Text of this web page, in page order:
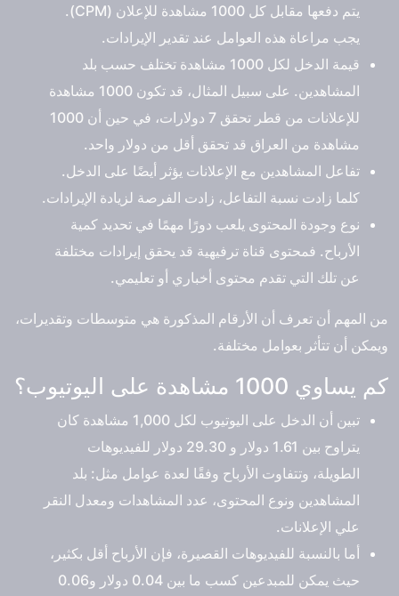
يتم دفعها مقابل كل 1000 مشاهدة للإعلان (CPM).
يجب مراعاة هذه العوامل عند تقدير الإيرادات.
قيمة الدخل لكل 1000 مشاهدة تختلف حسب بلد
المشاهدين. على سبيل المثال، قد تكون 1000 مشاهدة
للإعلانات من قطر تحقق 7 دولارات، في حين أن 1000
مشاهدة من العراق قد تحقق أقل من دولار واحد.
تفاعل المشاهدين مع الإعلانات يؤثر أيضًا على الدخل.
كلما زادت نسبة التفاعل، زادت الفرصة لزيادة الإيرادات.
نوع وجودة المحتوى يلعب دورًا مهمًا في تحديد كمية
الأرباح. فمحتوى قناة ترفيهية قد يحقق إيرادات مختلفة
عن تلك التي تقدم محتوى أخباري أو تعليمي.
من المهم أن تعرف أن الأرقام المذكورة هي متوسطات وتقديرات،
ويمكن أن تتأثر بعوامل مختلفة.
كم يساوي 1000 مشاهدة على اليوتيوب؟
تبين أن الدخل على اليوتيوب لكل 1,000 مشاهدة كان
يتراوح بين 1.61 دولار و 29.30 دولار للفيديوهات
الطويلة، وتتفاوت الأرباح وفقًا لعدة عوامل مثل: بلد
المشاهدين ونوع المحتوى، عدد المشاهدات ومعدل النقر
علي الإعلانات.
أما بالنسبة للفيديوهات القصيرة، فإن الأرباح أقل بكثير،
حيث يمكن للمبدعين كسب ما بين 0.04 دولار و0.06